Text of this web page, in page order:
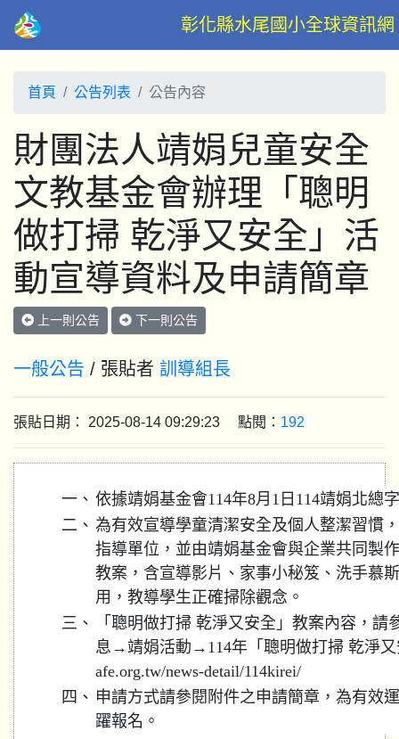
彰化縣水尾國小全球資訊網
首頁 公告列表 公告內容
財團法人靖娟兒童安全
文教基金會辦理「聰明
做打掃 乾淨又安全」活
動宣導資料及申請簡章
上一則公告 下一則公告
一般公告 / 張貼者 訓導組長
張貼日期： 2025-08-14 09:29:23 點閱： 192
一、 依據靖娟基金會114年8月1日114靖娟北總
二、 為有效宣導學童清潔安全及個人整潔習慣
指導單位，並由靖娟基金會與企業共同製
教案，含宣導影片、家事小秘笈、洗手慕
用，教導學生正確掃除觀念。
三、
「聰明做打掃 乾淨又安全」教案內容，
息→靖娟活動→114年「聰明做打掃 乾淨又
afe.org.tw/news-detail/114kirei/
四、 申請方式請參閱附件之申請簡章，為有效
躍報名。